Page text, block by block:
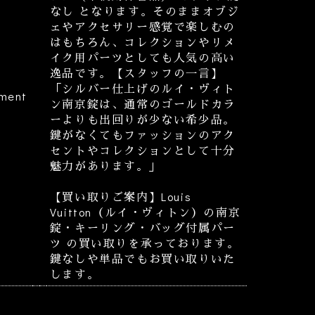
なし となります。そのままオブジ
ェやアクセサリー感覚で楽しむの
はもちろん、コレクションやリメ
イク用パーツとしても人気の高い
逸品です。【スタッフの一言】
「シルバー仕上げのルイ・ヴィト
ン南京錠は、通常のゴールドカラ
ーよりも出回りが少ない希少品。
鍵がなくてもファッションのアク
セントやコレクションとして十分
魅力があります。」
【買い取りご案内】Louis
Vuitton（ルイ・ヴィトン）の南京
錠・キーリング・バッグ付属パー
ツ の買い取りを承っております。
鍵なしや単品でもお買い取りいた
します。